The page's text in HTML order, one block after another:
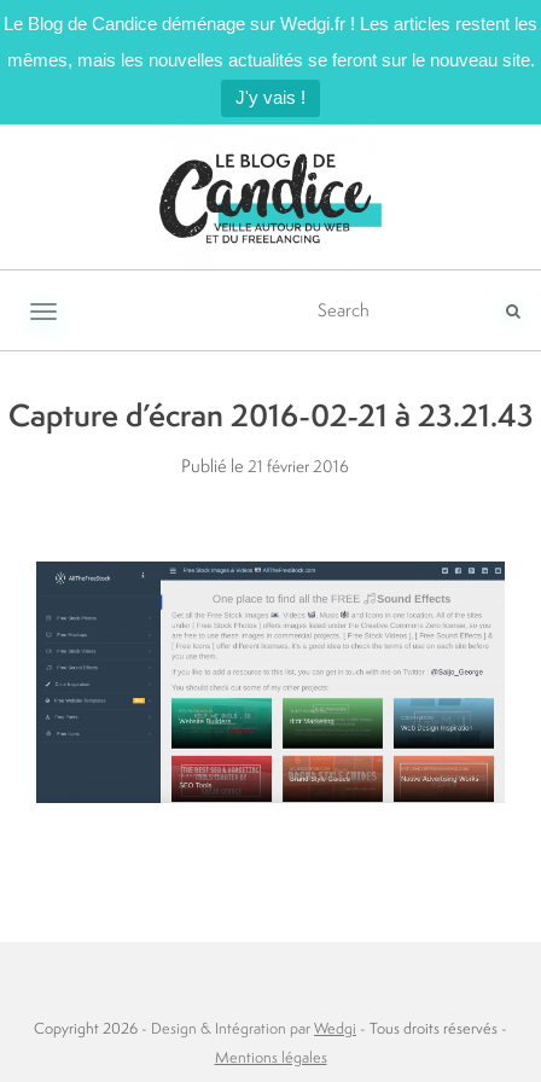
Le Blog de Candice déménage sur Wedgi.fr ! Les articles restent les
mêmes, mais les nouvelles actualités se feront sur le nouveau site.
J'y vais !
Activer/désactiver la navigation
Capture d’écran 2016-02-21 à 23.21.43
Publié le 21 février 2016
Copyright 2026 - Design & Intégration parWedgi - Tous droits réservés -
Mentions légales